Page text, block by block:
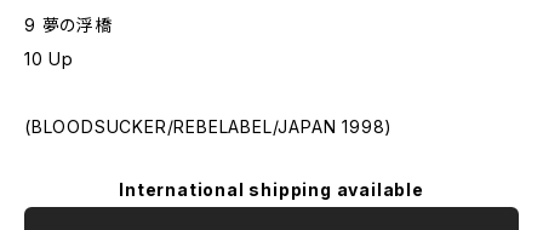
9 夢の浮橋
10 Up
(BLOODSUCKER/REBELABEL/JAPAN 1998)
International shipping available